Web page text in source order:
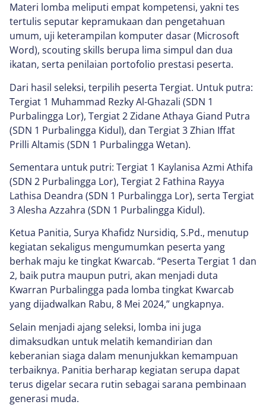
Materi lomba meliputi empat kompetensi, yakni tes
tertulis seputar kepramukaan dan pengetahuan
umum, uji keterampilan komputer dasar (Microsoft
Word), scouting skills berupa lima simpul dan dua
ikatan, serta penilaian portofolio prestasi peserta.
Dari hasil seleksi, terpilih peserta Tergiat. Untuk putra:
Tergiat 1 Muhammad Rezky Al-Ghazali (SDN 1
Purbalingga Lor), Tergiat 2 Zidane Athaya Giand Putra
(SDN 1 Purbalingga Kidul), dan Tergiat 3 Zhian Iffat
Prilli Altamis (SDN 1 Purbalingga Wetan).
Sementara untuk putri: Tergiat 1 Kaylanisa Azmi Athifa
(SDN 2 Purbalingga Lor), Tergiat 2 Fathina Rayya
Lathisa Deandra (SDN 1 Purbalingga Lor), serta Tergiat
3 Alesha Azzahra (SDN 1 Purbalingga Kidul).
Ketua Panitia, Surya Khafidz Nursidiq, S.Pd., menutup
kegiatan sekaligus mengumumkan peserta yang
berhak maju ke tingkat Kwarcab. “Peserta Tergiat 1 dan
2, baik putra maupun putri, akan menjadi duta
Kwarran Purbalingga pada lomba tingkat Kwarcab
yang dijadwalkan Rabu, 8 Mei 2024,” ungkapnya.
Selain menjadi ajang seleksi, lomba ini juga
dimaksudkan untuk melatih kemandirian dan
keberanian siaga dalam menunjukkan kemampuan
terbaiknya. Panitia berharap kegiatan serupa dapat
terus digelar secara rutin sebagai sarana pembinaan
generasi muda.